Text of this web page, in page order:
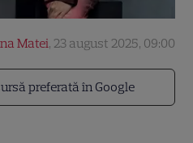
preferată în Google
Matei, 23 august 2025, 09:00